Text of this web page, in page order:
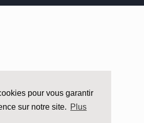
pour vous garantir
sur notre site. Plus